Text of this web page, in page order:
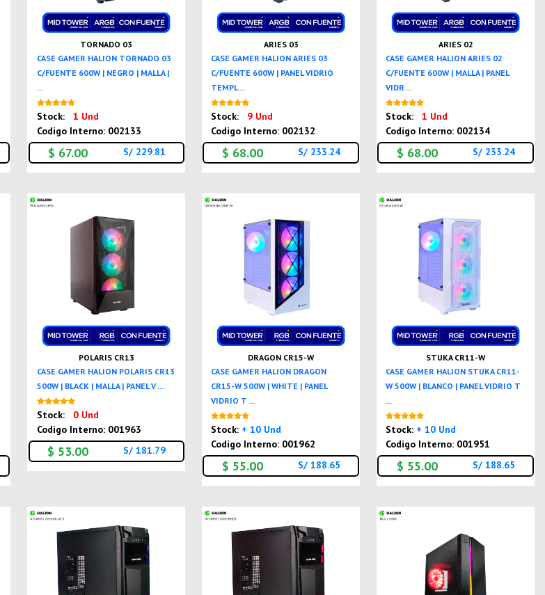
TORNADO 03
CASE GAMER HALION TORNADO 03
C/FUENTE 600W | NEGRO | MALLA |
...
Stock:
1 Und
Codigo Interno: 002133
$ 67.00 S/ 229.81
ARIES 03
CASE GAMER HALION ARIES 03
C/FUENTE 600W | PANEL VIDRIO
TEMPL ...
Stock:
9 Und
Codigo Interno: 002132
$ 68.00 S/ 233.24
ARIES 02
CASE GAMER HALION ARIES 02
C/FUENTE 600W | MALLA | PANEL
VIDR ...
Stock:
1 Und
Codigo Interno: 002134
$ 68.00 S/ 233.24
POLARIS CR13
CASE GAMER HALION POLARIS CR13
500W | BLACK | MALLA | PANEL V ...
Stock:
0 Und
Codigo Interno: 001963
$ 53.00 S/ 181.79
DRAGON CR15-W
CASE GAMER HALION DRAGON
CR15-W 500W | WHITE | PANEL
VIDRIO T ...
Stock: + 10 Und
Codigo Interno: 001962
$ 55.00 S/ 188.65
STUKA CR11-W
CASE GAMER HALION STUKA CR11-
W 500W | BLANCO | PANEL VIDRIO T
...
Stock: + 10 Und
Codigo Interno: 001951
$ 55.00 S/ 188.65